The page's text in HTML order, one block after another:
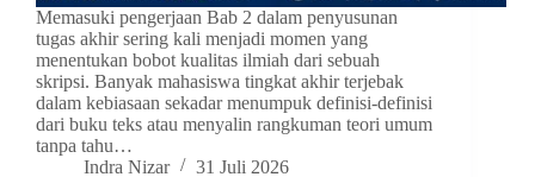
Memasuki pengerjaan Bab 2 dalam penyusunan
tugas akhir sering kali menjadi momen yang
menentukan bobot kualitas ilmiah dari sebuah
skripsi. Banyak mahasiswa tingkat akhir terjebak
dalam kebiasaan sekadar menumpuk definisi-definisi
dari buku teks atau menyalin rangkuman teori umum
tanpa tahu…
Indra Nizar
31 Juli 2026